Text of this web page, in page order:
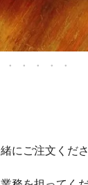
にご注文くだ